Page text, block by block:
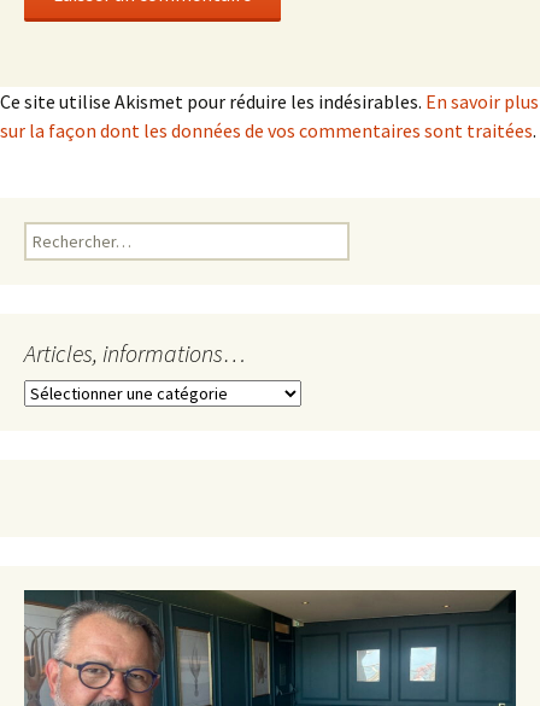
Ce site utilise Akismet pour réduire les indésirables. En savoir plus
sur la façon dont les données de vos commentaires sont traitées.
Rechercher :
Articles, informations…
Articles,